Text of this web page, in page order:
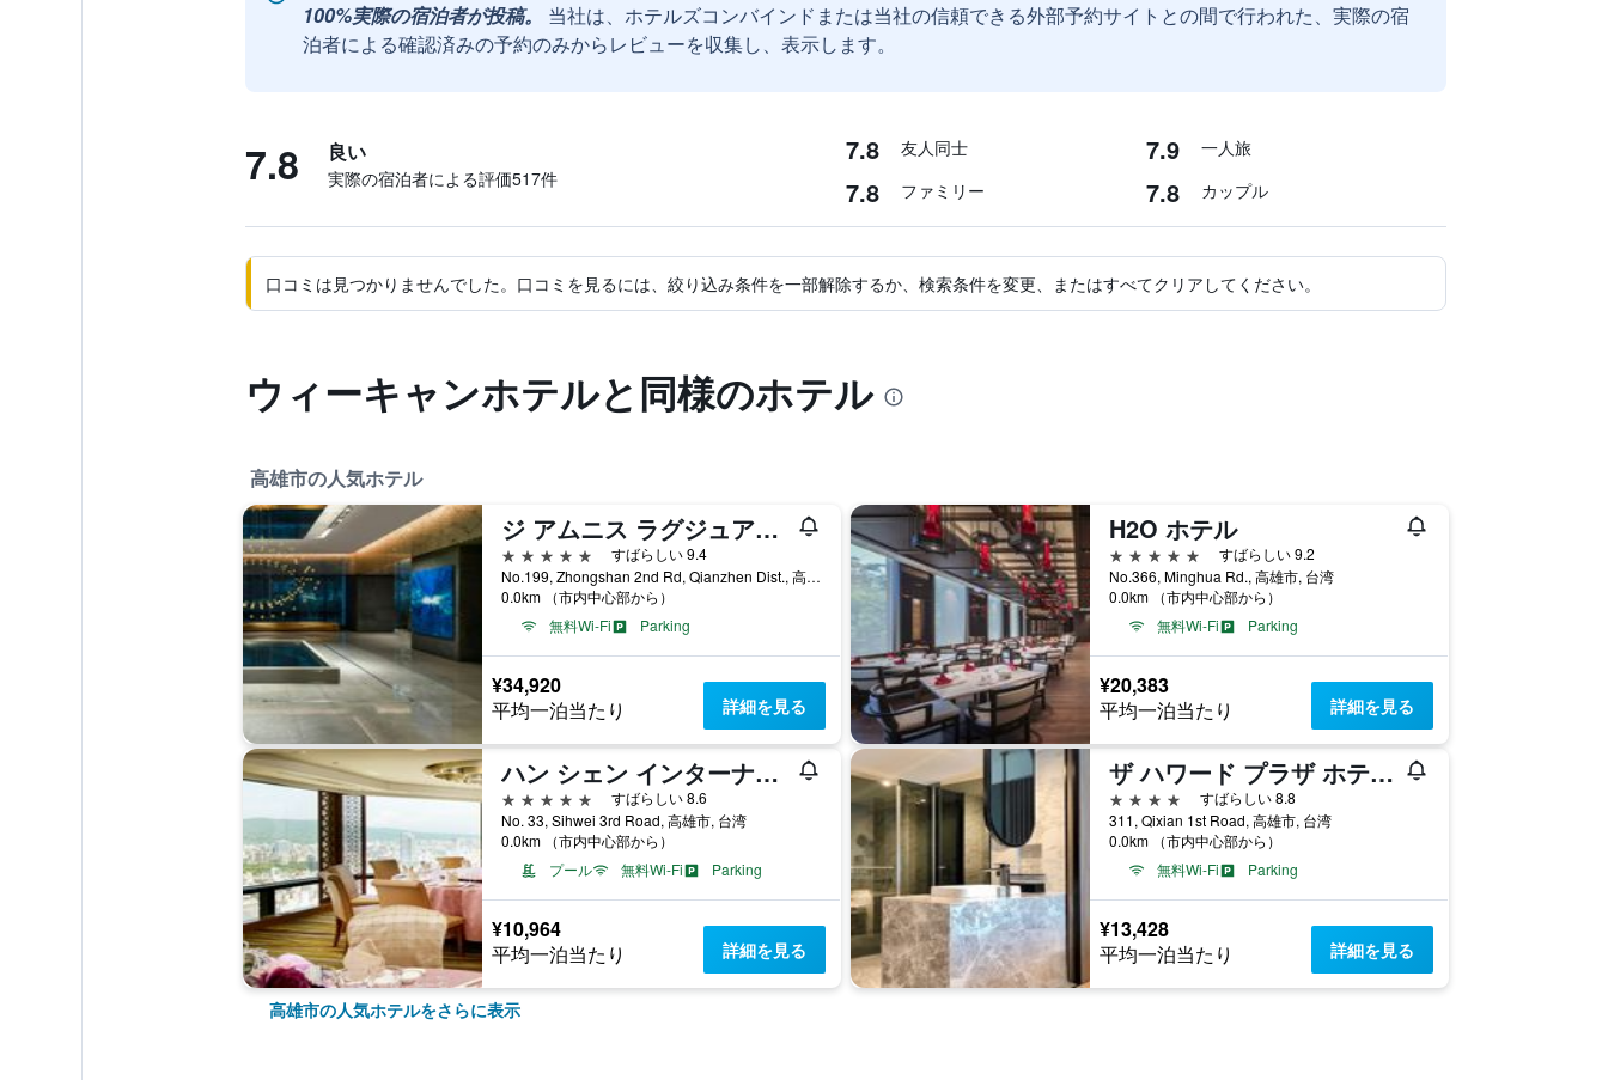
100%実際の宿泊者が投稿。
当社は、ホテルズコンバインドまたは当社の信頼できる外部予約サイトとの間で行われた、実際の宿
泊者による確認済みの予約のみからレビューを収集し、表示します。
7.8 良い
実際の宿泊者による評価517​件
7.8 友人同士 7.9 一人旅
7.8 ファミリー 7.8 カップル
口コミは見つかりませんでした。口コミを見るには、絞り込み条件を一部解除するか、検索条件を変更、またはすべてクリアしてください。
ウィーキャンホテルと同様のホテル
高雄市の人気ホテル
ジ アムニス ラグジュアリー コレクション ホテル カオシュン
5つ星
すばらしい 9.4
No.199, Zhongshan 2nd Rd, Qianzhen Dist., 高雄市, 台湾
0.0km （市内中心部から）
無料Wi-Fi
Parking
¥34,920
平均一泊当たり 詳細を見る
H2O ホテル
5つ星
すばらしい 9.2
No.366, Minghua Rd., 高雄市, 台湾
0.0km （市内中心部から）
無料Wi-Fi
Parking
¥20,383
平均一泊当たり 詳細を見る
ハン シェン インターナショナル ホテル
5つ星
すばらしい 8.6
No. 33, Sihwei 3rd Road, 高雄市, 台湾
0.0km （市内中心部から）
プール
無料Wi-Fi Parking
¥10,964
平均一泊当たり 詳細を見る
ザ ハワード プラザ ホテル カオシュン
4つ星
すばらしい 8.8
311, Qixian 1st Road, 高雄市, 台湾
0.0km （市内中心部から）
無料Wi-Fi
Parking
¥13,428
平均一泊当たり 詳細を見る
高雄市の人気ホテルをさらに表示